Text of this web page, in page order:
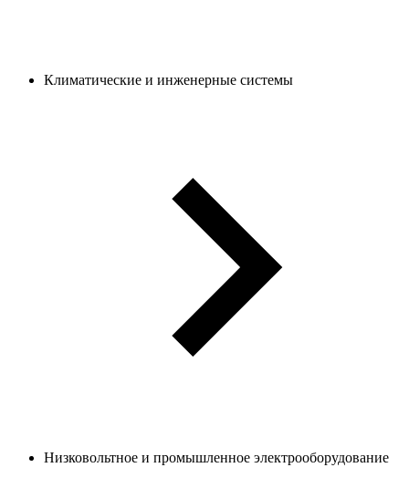
Климатические и инженерные системы
Низковольтное и промышленное электрооборудование